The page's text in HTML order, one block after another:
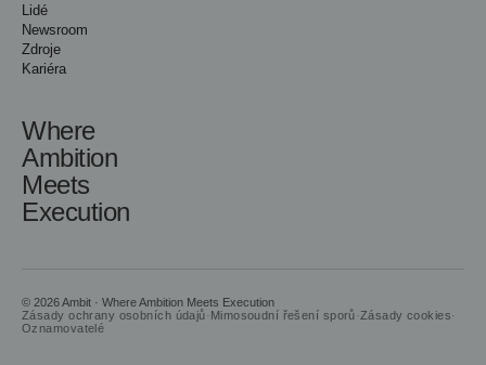
Lidé
Newsroom
Zdroje
Kariéra
Where
Ambition
Meets
Execution
© 2026 Ambit · Where Ambition Meets Execution
Zásady ochrany osobních údajů· Mimosoudní řešení sporů· Zásady cookies·
Oznamovatelé